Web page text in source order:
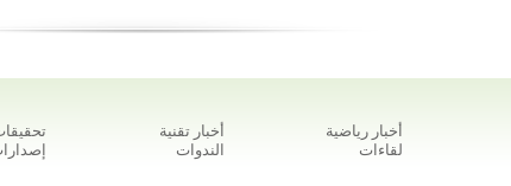
أخبار رياضية أخبار تقنية
لقاءات الندوات